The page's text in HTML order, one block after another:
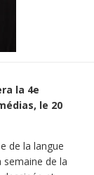
la 4e
le 20
de la langue
semaine de la